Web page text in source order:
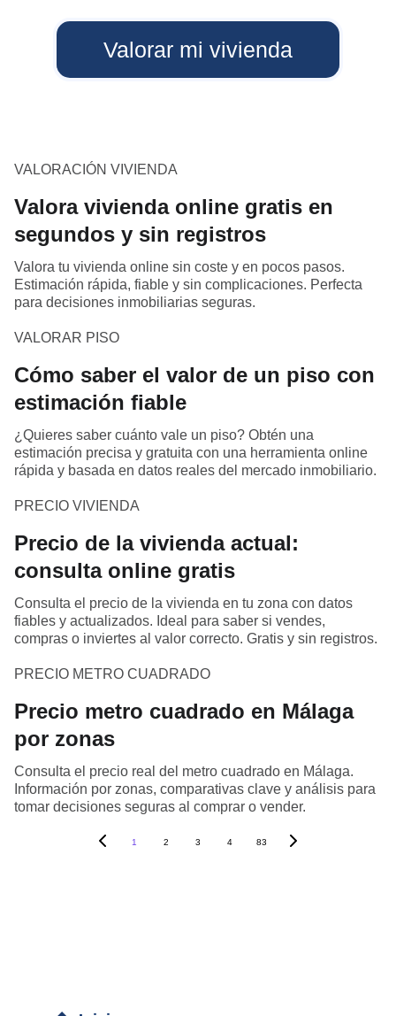
Valorar mi vivienda
VALORACIÓN VIVIENDA
Valora vivienda online gratis en
segundos y sin registros
Valora tu vivienda online sin coste y en pocos pasos.
Estimación rápida, fiable y sin complicaciones. Perfecta
para decisiones inmobiliarias seguras.
VALORAR PISO
Cómo saber el valor de un piso con
estimación fiable
¿Quieres saber cuánto vale un piso? Obtén una
estimación precisa y gratuita con una herramienta online
rápida y basada en datos reales del mercado inmobiliario.
PRECIO VIVIENDA
Precio de la vivienda actual:
consulta online gratis
Consulta el precio de la vivienda en tu zona con datos
fiables y actualizados. Ideal para saber si vendes,
compras o inviertes al valor correcto. Gratis y sin registros.
PRECIO METRO CUADRADO
Precio metro cuadrado en Málaga
por zonas
Consulta el precio real del metro cuadrado en Málaga.
Información por zonas, comparativas clave y análisis para
tomar decisiones seguras al comprar o vender.
1 2 3 4 83